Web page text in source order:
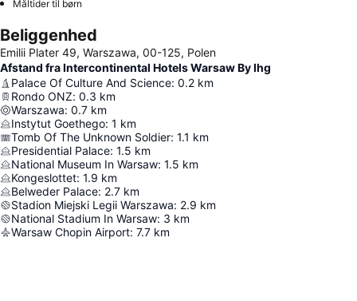
Måltider til børn
Beliggenhed
Emilii Plater 49, Warszawa, 00-125, Polen
Afstand fra Intercontinental Hotels Warsaw By Ihg
Palace Of Culture And Science: 0.2 km
Rondo ONZ: 0.3 km
Warszawa: 0.7 km
Instytut Goethego: 1 km
Tomb Of The Unknown Soldier: 1.1 km
Presidential Palace: 1.5 km
National Museum In Warsaw: 1.5 km
Kongeslottet: 1.9 km
Belweder Palace: 2.7 km
Stadion Miejski Legii Warszawa: 2.9 km
National Stadium In Warsaw: 3 km
Warsaw Chopin Airport: 7.7 km